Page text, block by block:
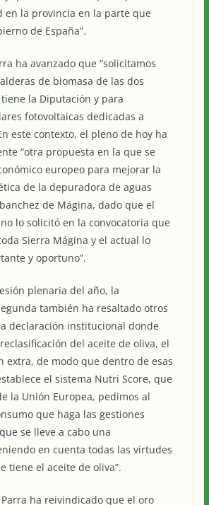
en la provincia en la parte que
de España”.
ha avanzado que “solicitamos
de biomasa de las dos
la Diputación y para
fotovoltaicas dedicadas a
este contexto, el pleno de hoy ha
“otra propuesta en la que se
europeo para mejorar la
de la depuradora de aguas
de Mágina, dado que el
lo solicitó en la convocatoria que
Sierra Mágina y el actual lo
y oportuno”.
plenaria del año, la
también ha resaltado otros
declaración institucional donde
del aceite de oliva, el
extra, de modo que dentro de esas
el sistema Nutri Score, que
la Unión Europea, pedimos al
que haga las gestiones
se lleve a cabo una
en cuenta todas las virtudes
tiene el aceite de oliva”.
ha reivindicado que el oro